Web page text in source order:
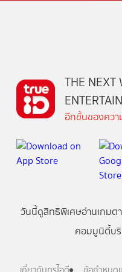
THE NEXT
อีกขั้นของควา
วันนี้ดูสิทธิพิเศษอ่านเกมต
คอมมูนิตี้บ